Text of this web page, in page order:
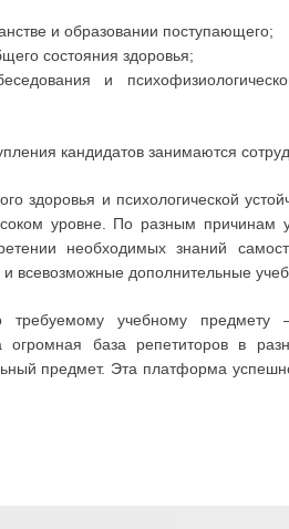
и образовании поступающего;
состояния здоровья;
и
кандидатов занимаются
здоровья и психологической
уровне. По разным причинам
необходимых знаний
всевозможные дополнительные
требуемому учебному
огромная база репетиторов в
предмет. Эта платформа